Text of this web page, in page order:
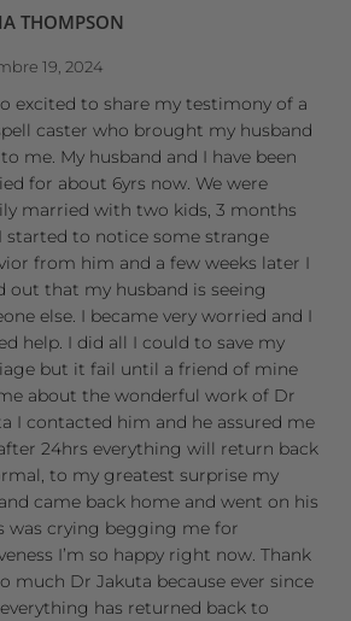
THOMPSON
19, 2024
excited to share my testimony of a
caster who brought my husband
me. My husband and I have been
for about 6yrs now. We were
married with two kids, 3 months
started to notice some strange
from him and a few weeks later I
out that my husband is seeing
else. I became very worried and I
help. I did all I could to save my
but it fail until a friend of mine
about the wonderful work of Dr
I contacted him and he assured me
24hrs everything will return back
to my greatest surprise my
came back home and went on his
was crying begging me for
I’m so happy right now. Thank
much Dr Jakuta because ever since
has returned back to